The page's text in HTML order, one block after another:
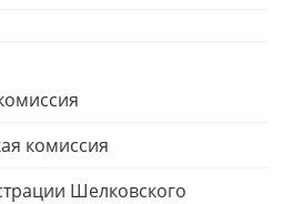
комиссия
Шелковского